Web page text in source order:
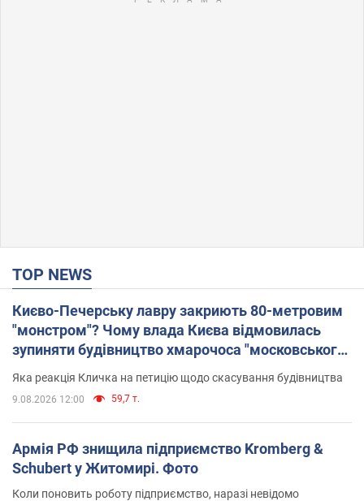
TOP NEWS
Києво-Печерську лавру закриють 80-метровим
"монстром"? Чому влада Києва відмовилась
зупиняти будівництво хмарочоса "московського
вірянина"
Яка реакція Кличка на петицію щодо скасування будівництва
9.08.2026 12:00 59,7 т.
Армія РФ знищила підприємство Kromberg &
Schubert у Житомирі. Фото
Коли поновить роботу підприємство, наразі невідомо